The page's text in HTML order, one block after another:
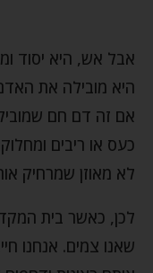
אבל אש, היא יסוד
היא מובילה את
אם זה דם חם שמוביל
כעס או ריבים
לא מאוזן שמרחיק
לכן, כאשר בית
שאנו צמים. אנחנו